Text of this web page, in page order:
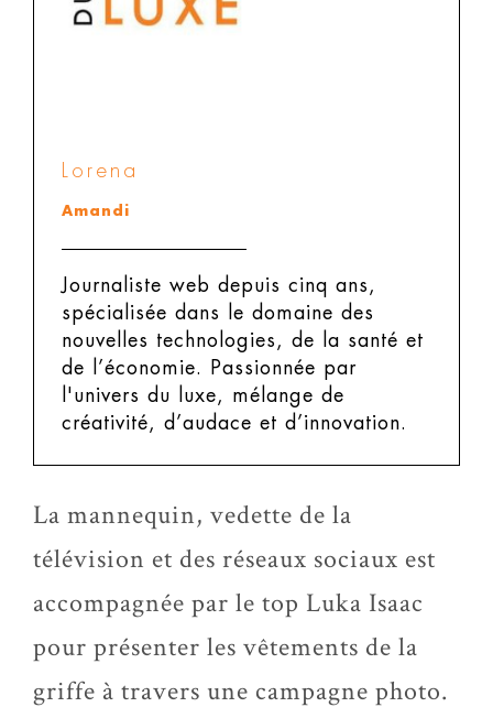
Lorena
Amandi
Journaliste web depuis cinq ans,
spécialisée dans le domaine des
nouvelles technologies, de la santé et
de l’économie. Passionnée par
l'univers du luxe, mélange de
créativité, d’audace et d’innovation.
La mannequin, vedette de la
télévision et des réseaux sociaux est
accompagnée par le top Luka Isaac
pour présenter les vêtements de la
griffe à travers une campagne photo.